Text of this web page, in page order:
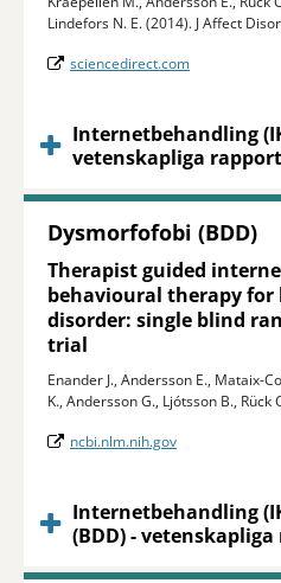
Lindefors N. E. (2014). J Affect
sciencedirect.com
Internetbehandling
vetenskapliga
Dysmorfofobi (BDD)
Therapist guided
behavioural therapy for
disorder: single blind
trial
Enander J., Andersson E., Mataix-
K., Andersson G., Ljótsson B., Rück
ncbi.nlm.nih.gov
Internetbehandling
(BDD) -